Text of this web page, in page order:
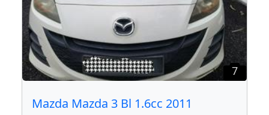
7
Mazda Mazda 3 Bl 1.6cc 2011